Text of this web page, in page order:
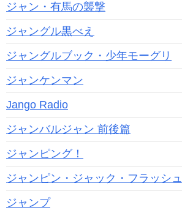
ジャン・有馬の襲撃
ジャングル黒べえ
ジャングルブック・少年モーグリ
ジャンケンマン
Jango Radio
ジャンバルジャン 前後篇
ジャンピング！
ジャンピン・ジャック・フラッシュ
ジャンプ